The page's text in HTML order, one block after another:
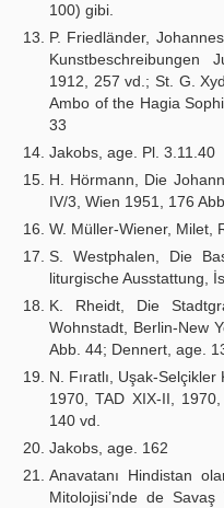
100) gibi.
P. Friedländer,
Kunstbeschreibungen
1912, 257 vd.; St. G.
Ambo of the Hagia
33
Jakobs, age. Pl. 3.11.40
H. Hörmann, Die
IV/3, Wien 1951, 176
W. Müller-Wiener, Milet,
S. Westphalen, Die
liturgische Ausstattung,
K. Rheidt, Die
Wohnstadt, Berlin-New
Abb. 44; Dennert, age.
N. Fıratlı, Uşak-Selçikler
1970, TAD XIX-II,
140 vd.
Jakobs, age. 162
Anavatanı Hindistan
Mitolojisi’nde de Savaş